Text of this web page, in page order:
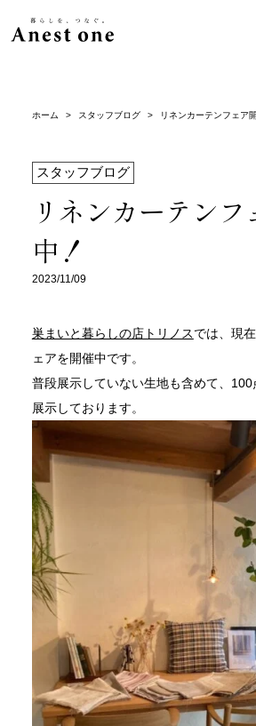
ホーム > スタッフブログ > リネンカーテンフェア
スタッフブログ
リネンカーテン
中！
2023/11/09
巣まいと暮らしの店トリノスでは、現
ェアを開催中です。
普段展示していない生地も含めて、
展示しております。